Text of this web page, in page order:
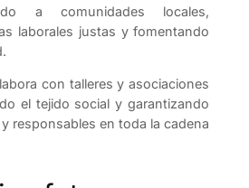
a comunidades locales,
laborales justas y fomentando
con talleres y asociaciones
el tejido social y garantizando
responsables en toda la cadena